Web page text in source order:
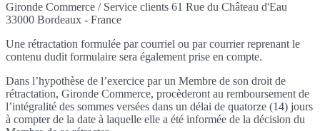
Gironde Commerce / Service clients 61 Rue du Château d'Eau
33000 Bordeaux - France
Une rétractation formulée par courriel ou par courrier reprenant le
contenu dudit formulaire sera également prise en compte.
Dans l’hypothèse de l’exercice par un Membre de son droit de
rétractation, Gironde Commerce, procèderont au remboursement de
l’intégralité des sommes versées dans un délai de quatorze (14) jours
à compter de la date à laquelle elle a été informée de la décision du